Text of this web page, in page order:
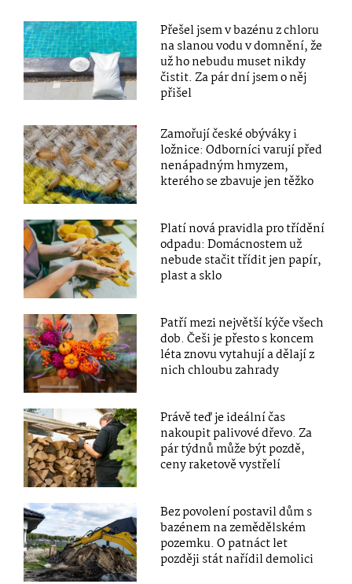
Přešel jsem v bazénu z chloru
na slanou vodu v domnění, že
už ho nebudu muset nikdy
čistit. Za pár dní jsem o něj
přišel
Zamořují české obýváky i
ložnice: Odborníci varují před
nenápadným hmyzem,
kterého se zbavuje jen těžko
Platí nová pravidla pro třídění
odpadu: Domácnostem už
nebude stačit třídit jen papír,
plast a sklo
Patří mezi největší kýče všech
dob. Češi je přesto s koncem
léta znovu vytahují a dělají z
nich chloubu zahrady
Právě teď je ideální čas
nakoupit palivové dřevo. Za
pár týdnů může být pozdě,
ceny raketově vystřelí
Bez povolení postavil dům s
bazénem na zemědělském
pozemku. O patnáct let
později stát nařídil demolici